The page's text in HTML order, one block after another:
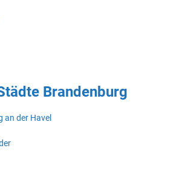
Brandenburg
an der Havel